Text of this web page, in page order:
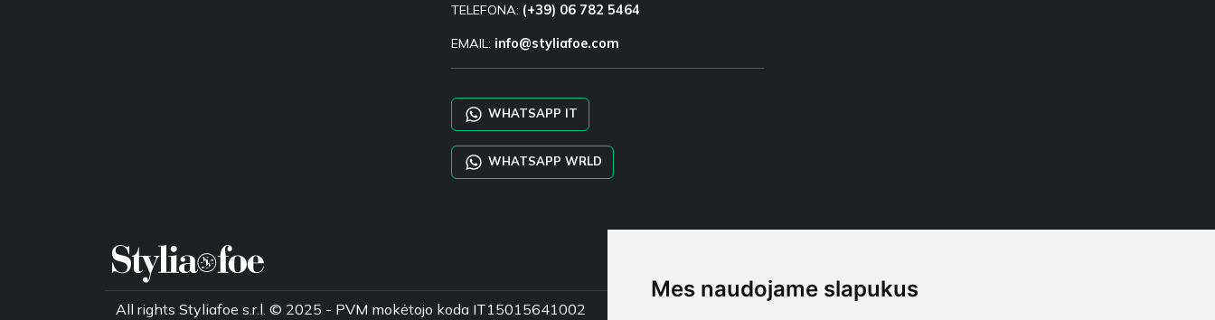
Mes naudojame slapukus
TELEFONA: (+39) 06 782 5464
EMAIL: info@styliafoe.com
WHATSAPP IT
WHATSAPP WRLD
All rights Styliafoe s.r.l. © 2025 - PVM mokėtojo koda IT15015641002